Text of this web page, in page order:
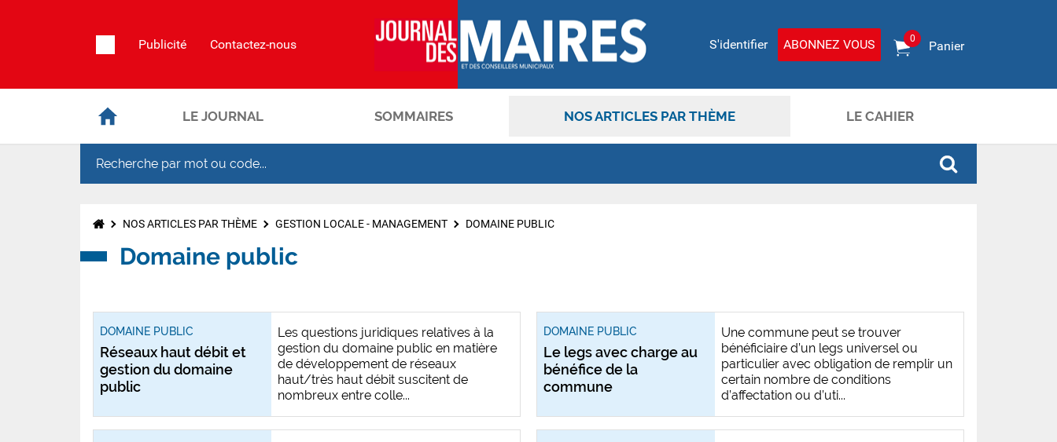
Publicité Contactez-nous S'identifier ABONNEZ VOUS Panier
0
LE JOURNAL SOMMAIRES NOS ARTICLES PAR THÈME LE CAHIER
NOS ARTICLES PAR THÈME GESTION LOCALE - MANAGEMENT DOMAINE PUBLIC
Domaine public
DOMAINE PUBLIC
Réseaux haut débit et
gestion du domaine
public
Les questions juridiques relatives à la
gestion du domaine public en matière
de développement de réseaux
haut/très haut débit suscitent de
nombreux entre colle...
DOMAINE PUBLIC
Le legs avec charge au
bénéfice de la
commune
Une commune peut se trouver
bénéficiaire d’un legs universel ou
particulier avec obligation de remplir un
certain nombre de conditions
d’affectation ou d’uti...